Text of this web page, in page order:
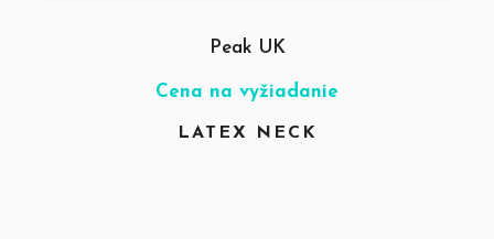
Peak UK
Cena na vyžiadanie
LATEX NECK